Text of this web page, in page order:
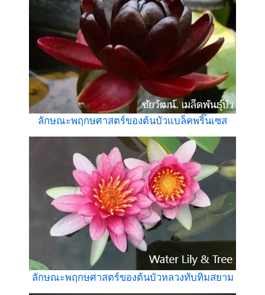
ลักษณะพฤกษศาสตร์ของต้นบัวแบล็คพริ๊นเซส
ลักษณะพฤกษศาสตร์ของต้นบัวหลวงทับทิมสยาม